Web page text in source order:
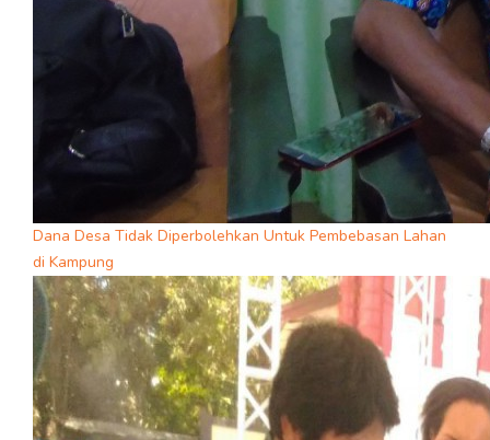
Dana Desa Tidak Diperbolehkan Untuk Pembebasan Lahan
di Kampung